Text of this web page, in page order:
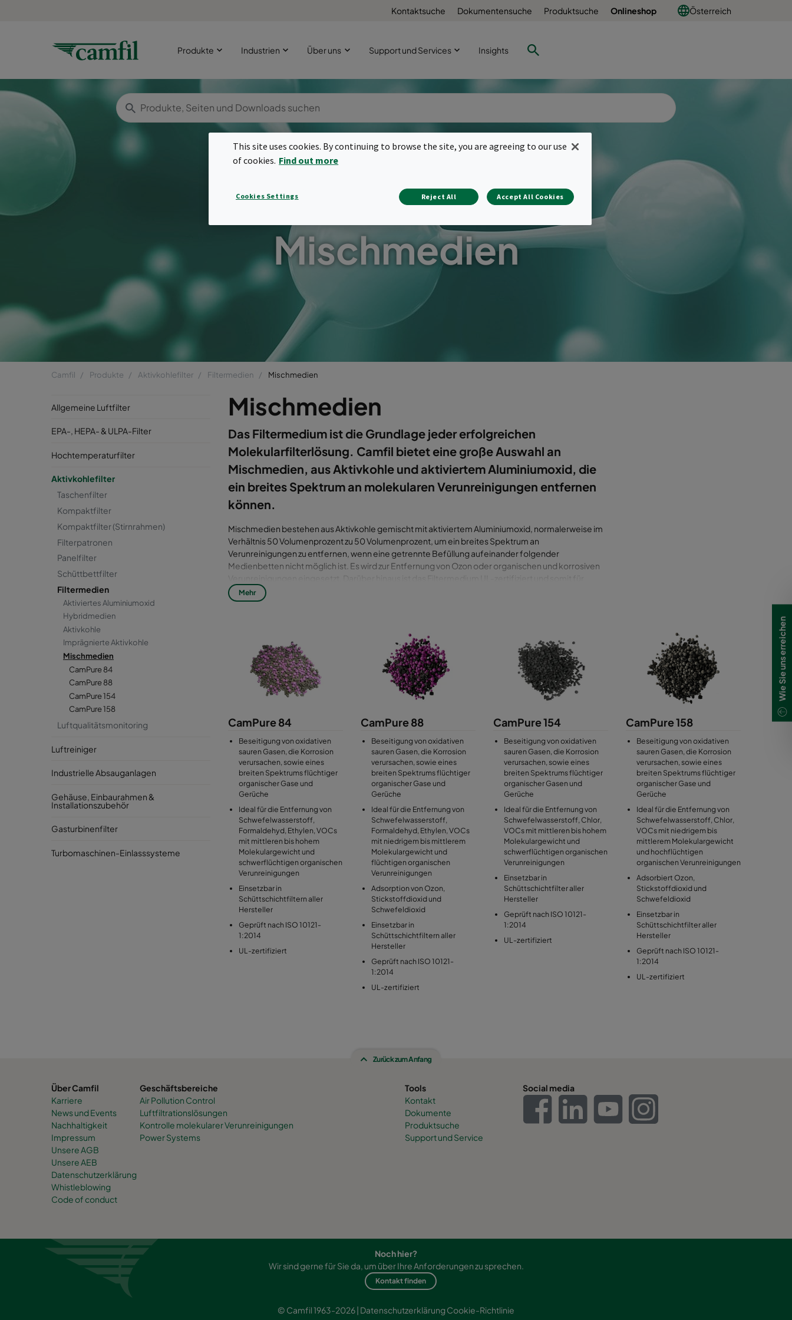
Kontaktsuche Dokumentensuche Produktsuche Onlineshop Österreich
Produkte Industrien Über uns Support und Services Insights
Mischmedien
Camfil Produkte Aktivkohlefilter Filtermedien Mischmedien
Allgemeine Luftfilter
EPA-, HEPA- & ULPA-Filter
Hochtemperaturfilter
Aktivkohlefilter
Taschenfilter
Kompaktfilter
Kompaktfilter (Stirnrahmen)
Filterpatronen
Panelfilter
Schüttbettfilter
Filtermedien
Aktiviertes Aluminiumoxid
Hybridmedien
Aktivkohle
Imprägnierte Aktivkohle
Mischmedien
CamPure 84
CamPure 88
CamPure 154
CamPure 158
Luftqualitätsmonitoring
Luftreiniger
Industrielle Absauganlagen
Gehäuse, Einbaurahmen &
Installationszubehör
Gasturbinenfilter
Turbomaschinen-Einlasssysteme
Mischmedien
Das Filtermedium ist die Grundlage jeder erfolgreichen
Molekularfilterlösung. Camfil bietet eine große Auswahl an
Mischmedien, aus Aktivkohle und aktiviertem Aluminiumoxid, die
ein breites Spektrum an molekularen Verunreinigungen entfernen
können.
Mischmedien bestehen aus Aktivkohle gemischt mit aktiviertem Aluminiumoxid, normalerweise im
Verhältnis 50 Volumenprozent zu 50 Volumenprozent, um ein breites Spektrum an
Verunreinigungen zu entfernen, wenn eine getrennte Befüllung aufeinander folgender
Medienbetten nicht möglich ist. Es wird zur Entfernung von Ozon oder organischen und korrosiven
Anwendungen geeignet, bei denen Selbstentzündungsgefahr und Entflammbarkeit ein Problem
darstellen.
Mehr
CamPure 84
Beseitigung von oxidativen
sauren Gasen, die Korrosion
verursachen, sowie eines
breiten Spektrums flüchtiger
organischer Gase und
Gerüche
Ideal für die Entfernung von
Schwefelwasserstoff,
Formaldehyd, Ethylen, VOCs
mit mittleren bis hohem
Molekulargewicht und
schwerflüchtigen organischen
Verunreinigungen
Einsetzbar in
Schüttschichtfiltern aller
Hersteller
Geprüft nach ISO 10121-
1:2014
UL-zertifiziert
CamPure 88
Beseitigung von oxidativen
sauren Gasen, die Korrosion
verursachen, sowie eines
breiten Spektrums flüchtiger
organischer Gase und
Gerüche
Ideal für die Entfernung von
Schwefelwasserstoff,
Formaldehyd, Ethylen, VOCs
mit niedrigem bis mittlerem
Molekulargewicht und
flüchtigen organischen
Verunreinigungen
Adsorption von Ozon,
Stickstoffdioxid und
Schwefeldioxid
Einsetzbar in
Schüttschichtfiltern aller
Hersteller
Geprüft nach ISO 10121-
1:2014
UL-zertifiziert
CamPure 154
Beseitigung von oxidativen
sauren Gasen, die Korrosion
verursachen, sowie eines
breiten Spektrums flüchtiger
organischer Gasen und
Gerüche
Ideal für die Entfernung von
Schwefelwasserstoff, Chlor,
VOCs mit mittleren bis hohem
Molekulargewicht und
schwerflüchtigen organischen
Verunreinigungen
Einsetzbar in
Schüttschichtfilter aller
Hersteller
Geprüft nach ISO 10121-
1:2014
UL-zertifiziert
CamPure 158
Beseitigung von oxidativen
sauren Gasen, die Korrosion
verursachen, sowie eines
breiten Spektrums flüchtiger
organischer Gase und
Gerüche
Ideal für die Entfernung von
Schwefelwasserstoff, Chlor,
VOCs mit niedrigem bis
mittlerem Molekulargewicht
und hochflüchtigen
organischen Verunreinigungen
Adsorbiert Ozon,
Stickstoffdioxid und
Schwefeldioxid
Einsetzbar in
Schüttschichtfilter aller
Hersteller
Geprüft nach ISO 10121-
1:2014
UL-zertifiziert
Zurück zum Anfang
Über Camfil
Karriere
News und Events
Nachhaltigkeit
Impressum
Unsere AGB
Unsere AEB
Datenschutzerklärung
Whistleblowing
Code of conduct
Geschäftsbereiche
Air Pollution Control
Luftfiltrationslösungen
Kontrolle molekularer Verunreinigungen
Power Systems
Tools
Kontakt
Dokumente
Produktsuche
Support und Service
Social media
Noch hier?
Wir sind gerne für Sie da, um über Ihre Anforderungen zu sprechen.
Kontakt finden
© Camfil 1963-2026 | DatenschutzerklärungCookie-Richtlinie
Wie Sie uns erreichen
This site uses cookies. By continuing to browse the site, you are agreeing to our use
of cookies. Find out more
Cookies Settings Reject All Accept All Cookies